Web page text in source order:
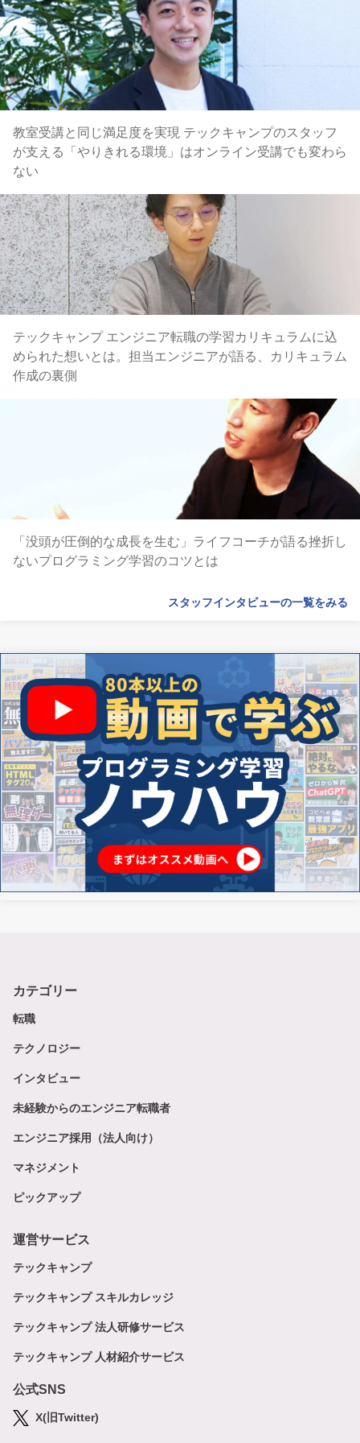
教室受講と同じ満足度を実現 テックキャンプのスタッフ
が支える「やりきれる環境」はオンライン受講でも変わら
ない
テックキャンプ エンジニア転職の学習カリキュラムに込
められた想いとは。担当エンジニアが語る、カリキュラム
作成の裏側
「没頭が圧倒的な成長を生む」ライフコーチが語る挫折し
ないプログラミング学習のコツとは
スタッフインタビューの一覧をみる
カテゴリー
転職
テクノロジー
インタビュー
未経験からのエンジニア転職者
エンジニア採用（法人向け）
マネジメント
ピックアップ
運営サービス
テックキャンプ
テックキャンプ スキルカレッジ
テックキャンプ 法人研修サービス
テックキャンプ 人材紹介サービス
公式SNS
X(旧Twitter)